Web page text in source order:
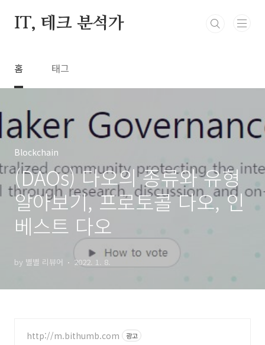
IT, 테크 분석가
홈 태그
Blockchain
(DAOs) 다오의 종류와 유형
알아보기, 프로토콜 다오, 인
베스트 다오
by 별별 리뷰어 2022. 1. 8.
http://m.bithumb.com 광고